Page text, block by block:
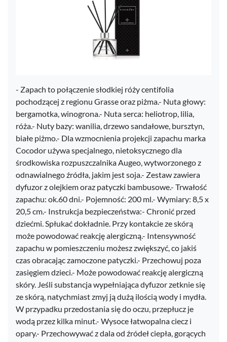
- Zapach to połączenie słodkiej róży centifolia
pochodzącej z regionu Grasse oraz piżma.- Nuta głowy:
bergamotka, winogrona.- Nuta serca: heliotrop, lilia,
róża.- Nuty bazy: wanilia, drzewo sandałowe, bursztyn,
białe piżmo.- Dla wzmocnienia projekcji zapachu marka
Cocodor używa specjalnego, nietoksycznego dla
środkowiska rozpuszczalnika Augeo, wytworzonego z
odnawialnego źródła, jakim jest soja.- Zestaw zawiera
dyfuzor z olejkiem oraz patyczki bambusowe.- Trwałość
zapachu: ok.60 dni.- Pojemność: 200 ml.- Wymiary: 8,5 x
20,5 cm.- Instrukcja bezpieczeństwa:- Chronić przed
dziećmi. Spłukać dokładnie. Przy kontakcie ze skórą
może powodować reakcję alergiczną.- Intensywność
zapachu w pomieszczeniu możesz zwiększyć, co jakiś
czas obracając zamoczone patyczki.- Przechowuj poza
zasięgiem dzieci.- Może powodować reakcję alergiczną
skóry. Jeśli substancja wypełniająca dyfuzor zetknie się
ze skórą, natychmiast zmyj ją dużą ilością wody i mydła.
W przypadku przedostania się do oczu, przepłucz je
wodą przez kilka minut.- Wysoce łatwopalna ciecz i
opary.- Przechowywać z dala od źródeł ciepła, gorących